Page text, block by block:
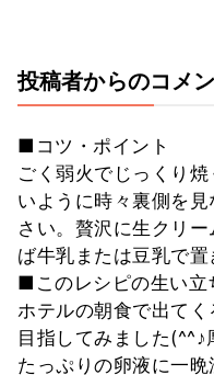
投稿者からのコメ
■コツ・ポイント
ごく弱火でじっくり
いように時々裏側を
さい。贅沢に生クリ
ば牛乳または豆乳で置
■このレシピの生い立
ホテルの朝食で出て
目指してみました
たっぷりの卵液に一晩